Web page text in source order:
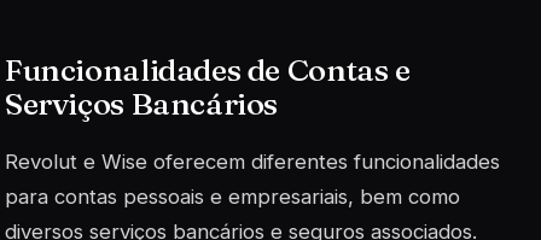
Funcionalidades de Contas e
Serviços Bancários
Revolut e Wise oferecem diferentes funcionalidades
para contas pessoais e empresariais, bem como
diversos serviços bancários e seguros associados.